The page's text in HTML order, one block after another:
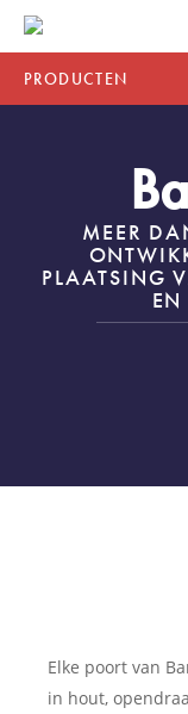
PRODUCTEN
MEER
PLAATSING
Elke poort van
in hout,